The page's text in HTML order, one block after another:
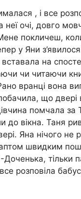
, і все
неї очі, довго
покличеш,
у Яни
на
чи читаючи
вранці вона
побачила, що
помчала за
до вікна. Таня
Яна нічого не
швидким
Доченька, тільки
розповіла